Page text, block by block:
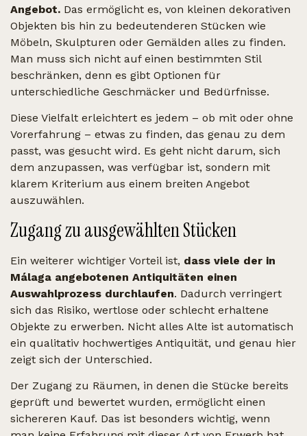
Angebot. Das ermöglicht es, von kleinen dekorativen
Objekten bis hin zu bedeutenderen Stücken wie
Möbeln, Skulpturen oder Gemälden alles zu finden.
Man muss sich nicht auf einen bestimmten Stil
beschränken, denn es gibt Optionen für
unterschiedliche Geschmäcker und Bedürfnisse.
Diese Vielfalt erleichtert es jedem – ob mit oder ohne
Vorerfahrung – etwas zu finden, das genau zu dem
passt, was gesucht wird. Es geht nicht darum, sich
dem anzupassen, was verfügbar ist, sondern mit
klarem Kriterium aus einem breiten Angebot
auszuwählen.
Zugang zu ausgewählten Stücken
Ein weiterer wichtiger Vorteil ist, dass viele der in
Málaga angebotenen Antiquitäten einen
Auswahlprozess durchlaufen. Dadurch verringert
sich das Risiko, wertlose oder schlecht erhaltene
Objekte zu erwerben. Nicht alles Alte ist automatisch
ein qualitativ hochwertiges Antiquität, und genau hier
zeigt sich der Unterschied.
Der Zugang zu Räumen, in denen die Stücke bereits
geprüft und bewertet wurden, ermöglicht einen
sichereren Kauf. Das ist besonders wichtig, wenn